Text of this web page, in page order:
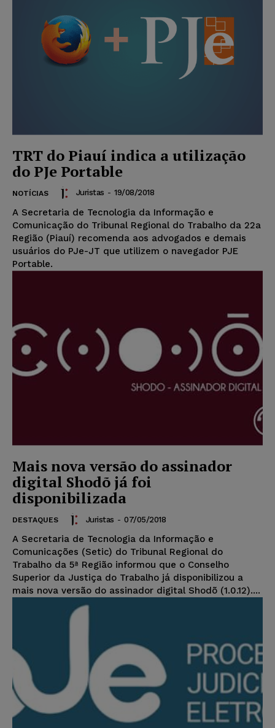
TRT do Piauí indica a utilização
do PJe Portable
NOTÍCIAS Juristas - 19/08/2018
A Secretaria de Tecnologia da Informação e
Comunicação do Tribunal Regional do Trabalho da 22a
Região (Piauí) recomenda aos advogados e demais
usuários do PJe-JT que utilizem o navegador PJE
Portable.
Mais nova versão do assinador
digital Shodõ já foi
disponibilizada
DESTAQUES Juristas - 07/05/2018
A Secretaria de Tecnologia da Informação e
Comunicações (Setic) do Tribunal Regional do
Trabalho da 5ª Região informou que o Conselho
Superior da Justiça do Trabalho já disponibilizou a
mais nova versão do assinador digital Shodõ (1.0.12)....